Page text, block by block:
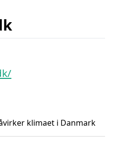
klimaet i Danmark